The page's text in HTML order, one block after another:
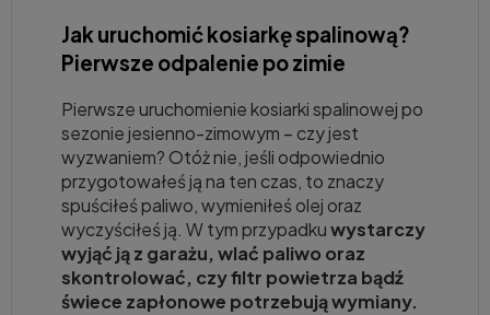
Jak uruchomić kosiarkę spalinową?
Pierwsze odpalenie po zimie
Pierwsze uruchomienie kosiarki spalinowej po
sezonie jesienno-zimowym – czy jest
wyzwaniem? Otóż nie, jeśli odpowiednio
przygotowałeś ją na ten czas, to znaczy
spuściłeś paliwo, wymieniłeś olej oraz
wyczyściłeś ją. W tym przypadkuwystarczy
wyjąć ją z garażu, wlać paliwo oraz
skontrolować, czy filtr powietrza bądź
świece zapłonowe potrzebują wymiany.